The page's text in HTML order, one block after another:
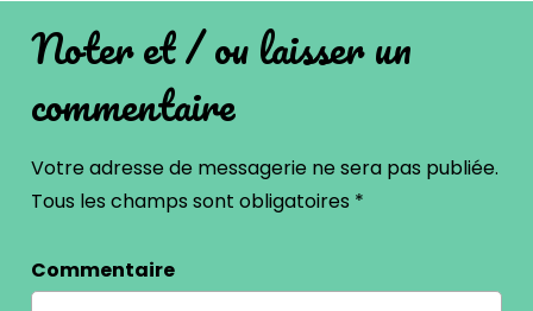
Noter et / ou laisser un
commentaire
Votre adresse de messagerie ne sera pas publiée.
Tous les champs sont obligatoires *
Commentaire